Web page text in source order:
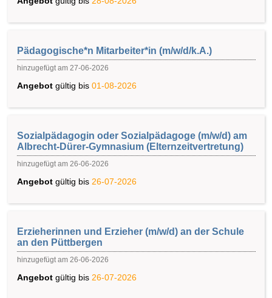
Pädagogische*n Mitarbeiter*in (m/w/d/k.A.)
hinzugefügt am 27-06-2026
Angebot gültig bis 01-08-2026
Sozialpädagogin oder Sozialpädagoge (m/w/d) am
Albrecht-Dürer-Gymnasium (Elternzeitvertretung)
hinzugefügt am 26-06-2026
Angebot gültig bis 26-07-2026
Erzieherinnen und Erzieher (m/w/d) an der Schule
an den Püttbergen
hinzugefügt am 26-06-2026
Angebot gültig bis 26-07-2026